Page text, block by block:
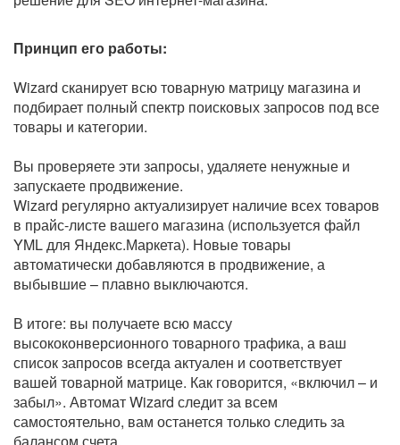
Принцип его работы:
Wizard сканирует всю товарную матрицу магазина и
подбирает полный спектр поисковых запросов под все
товары и категории.
Вы проверяете эти запросы, удаляете ненужные и
запускаете продвижение.
Wizard регулярно актуализирует наличие всех товаров
в прайс-листе вашего магазина (используется файл
YML для Яндекс.Маркета). Новые товары
автоматически добавляются в продвижение, а
выбывшие – плавно выключаются.
В итоге: вы получаете всю массу
высококонверсионного товарного трафика, а ваш
список запросов всегда актуален и соответствует
вашей товарной матрице. Как говорится, «включил – и
забыл». Автомат Wizard следит за всем
самостоятельно, вам останется только следить за